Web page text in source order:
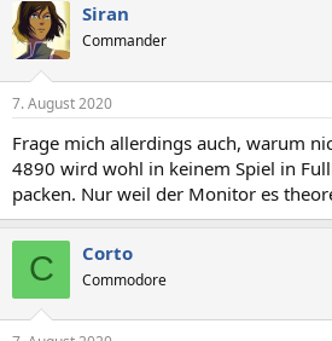
Siran
Commander
7. August 2020
Frage mich allerdings auch, warum
4890 wird wohl in keinem Spiel in
packen. Nur weil der Monitor es
C Corto
Commodore